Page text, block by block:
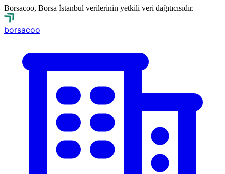
Borsacoo, Borsa İstanbul verilerinin yetkili veri dağıtıcısıdır.
borsacoo